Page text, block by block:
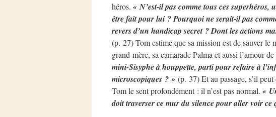
héros. « N’est-il pas comme tous ces
être fait pour lui ? Pourquoi ne serait-il pas
revers d’un handicap secret ? Dont les actions
(p. 27) Tom estime que sa mission est de sauver
grand-mère, sa camarade Palma et aussi l’amour de
mini-Sisyphe à houppette, parti pour refaire à
microscopiques ? » (p. 37) Et au passage, s’il
Tom le sent profondément : il n’est pas normal. «
doit traverser ce mur du silence pour aller voir ce